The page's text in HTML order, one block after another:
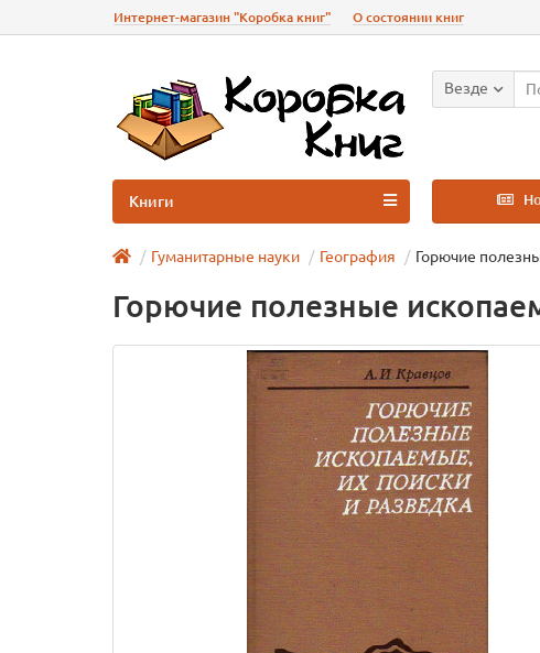
Интернет-магазин "Коробка книг" О состоянии книг
Везде
Книги
Гуманитарные науки География Горючие
Горючие полезные